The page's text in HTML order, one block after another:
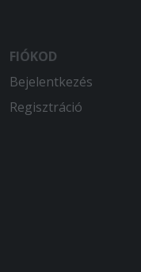
FIÓKOD
Bejelentkezés
Regisztráció